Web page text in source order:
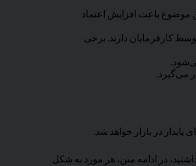
موضوع باعث افزایش اعتماد
کارفرمایان دارند. برخی
در بازار خواهد شد.
در ادامه متن، هر مورد به شکل